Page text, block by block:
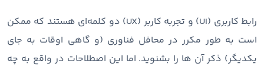
رابط کاربری (UI) و تجربه کاربر (UX) دو کلمه‌ای هستند که ممکن
است به طور مکرر در محافل فناوری (و گاهی اوقات به جای
یکدیگر) ذکر آن ها را بشنوید. اما این اصطلاحات در واقع به چه